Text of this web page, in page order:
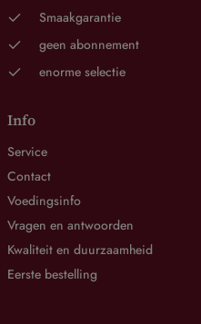
Smaakgarantie
geen abonnement
enorme selectie
Info
Service
Contact
Voedingsinfo
Vragen en antwoorden
Kwaliteit en duurzaamheid
Eerste bestelling